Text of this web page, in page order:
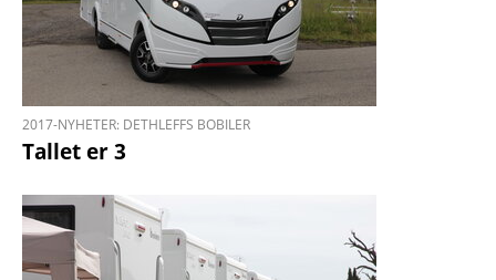
2017-NYHETER: DETHLEFFS BOBILER
Tallet er 3